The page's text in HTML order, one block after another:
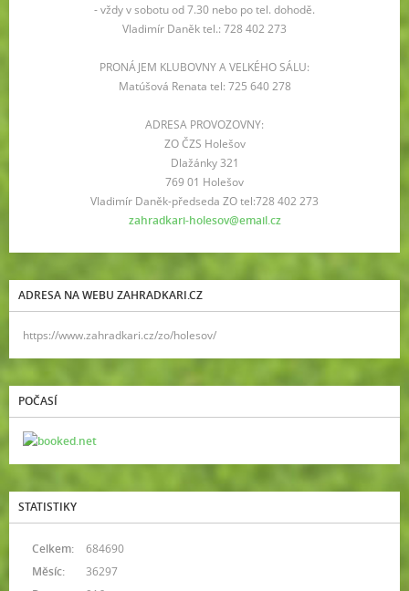
- vždy v sobotu od 7.30 nebo po tel. dohodě.
Vladimír Daněk tel.: 728 402 273
PRONÁJEM KLUBOVNY A VELKÉHO SÁLU:
Matúšová Renata tel: 725 640 278
ADRESA PROVOZOVNY:
ZO ČZS Holešov
Dlažánky 321
769 01 Holešov
Vladimír Daněk-předseda ZO tel:728 402 273
zahradkari-holesov@email.cz
ADRESA NA WEBU ZAHRADKARI.CZ
https://www.zahradkari.cz/zo/holesov/
POČASÍ
STATISTIKY
Celkem:
684690
Měsíc:
36297